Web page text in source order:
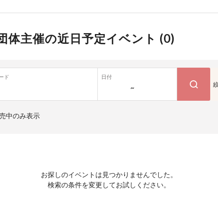
体主催の近日予定イベント (0)
ド 日付
~
中のみ表示
お探しのイベントは見つかりませんでした。
検索の条件を変更してお試しください。